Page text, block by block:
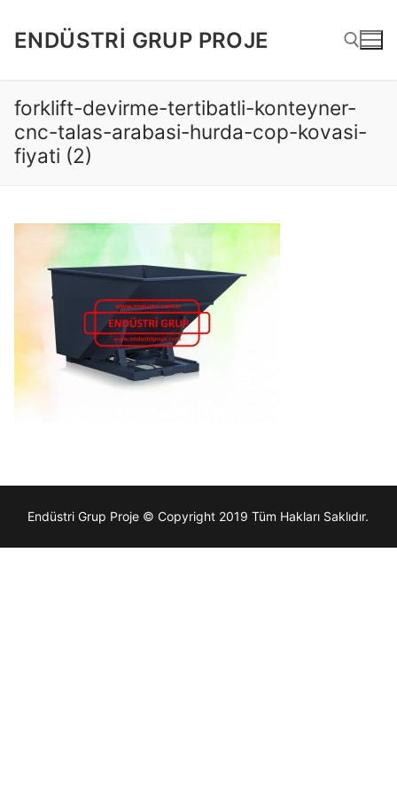
atlaENDÜSTRI GRUP PROJE
Arama:
forklift-devirme-tertibatli-konteyner-
cnc-talas-arabasi-hurda-cop-kovasi-
fiyati (2)
Endüstri Grup Proje © Copyright 2019 Tüm Hakları Saklıdır.